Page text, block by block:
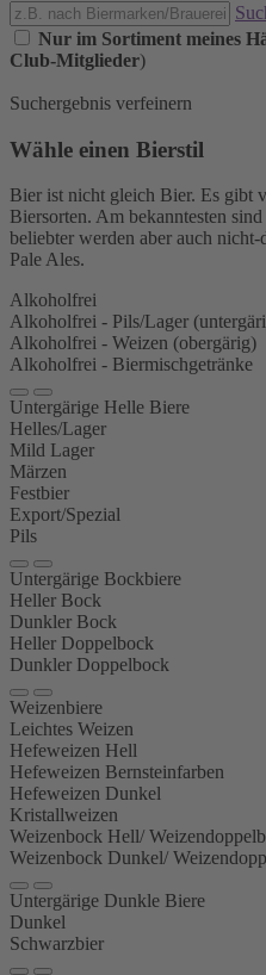
Nur im Sortiment meines
Club-Mitglieder)
Suchergebnis verfeinern
Wähle einen Bierstil
Bier ist nicht gleich Bier. Es gibt
Biersorten. Am bekanntesten
beliebter werden aber auch
Pale Ales.
Alkoholfrei
Alkoholfrei - Pils/Lager
Alkoholfrei - Weizen (obergärig)
Alkoholfrei - Biermischgetränke
Untergärige Helle Biere
Helles/Lager
Mild Lager
Märzen
Festbier
Export/Spezial
Pils
Untergärige Bockbiere
Heller Bock
Dunkler Bock
Heller Doppelbock
Dunkler Doppelbock
Weizenbiere
Leichtes Weizen
Hefeweizen Hell
Hefeweizen Bernsteinfarben
Hefeweizen Dunkel
Kristallweizen
Weizenbock Hell/
Weizenbock Dunkel/
Untergärige Dunkle Biere
Dunkel
Schwarzbier